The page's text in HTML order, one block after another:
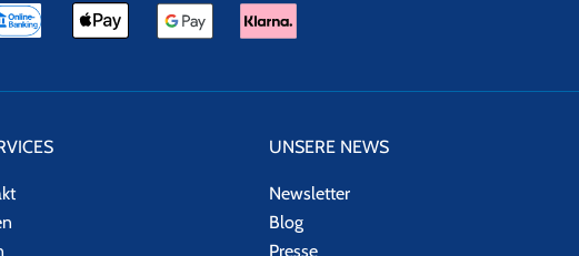
UNSERE NEWS
Newsletter
Blog
Presse